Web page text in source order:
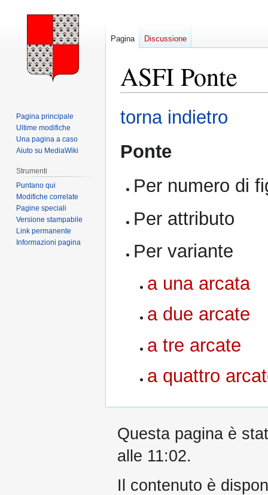
ASFI Ponte
Vai
alla
Vai
alla
torna indietro
Ponte
Per numero di
Per attributo
Per variante
a una arcata
a due arcate
a tre arcate
a quattro
Pagina Discussione
Pagina principale
Ultime modifiche
Una pagina a caso
Aiuto su MediaWiki
Strumenti
Puntano qui
Modifiche correlate
Pagine speciali
Versione stampabile
Link permanente
Informazioni pagina
Questa pagina è
alle 11:02.
Il contenuto è